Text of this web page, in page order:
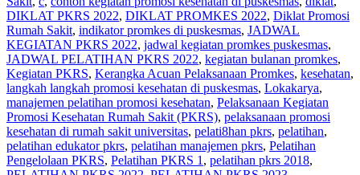
DIKLAT PKRS 2022, DIKLAT PROMKES 2022, Diklat Promosi
Rumah Sakit, indikator promkes di puskesmas, JADWAL
KEGIATAN PKRS 2022, jadwal kegiatan promkes puskesmas,
JADWAL PELATIHAN PKRS 2022, kegiatan bulanan promkes,
Kegiatan PKRS, Kerangka Acuan Pelaksanaan Promkes, kesehatan,
langkah langkah promosi kesehatan di puskesmas, Lokakarya,
manajemen pelatihan promosi kesehatan, Pelaksanaan Kegiatan
Promosi Kesehatan Rumah Sakit (PKRS), pelaksanaan promosi
kesehatan di rumah sakit universitas, pelati8han pkrs, pelatihan,
pelatihan edukator pkrs, pelatihan manajemen pkrs, Pelatihan
Pengelolaan PKRS, Pelatihan PKRS 1 , pelatihan pkrs 2018,